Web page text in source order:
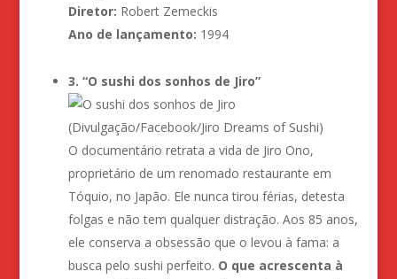
Diretor: Robert Zemeckis
Ano de lançamento: 1994
3. “O sushi dos sonhos de Jiro”
(Divulgação/Facebook/Jiro Dreams of Sushi)
O documentário retrata a vida de Jiro Ono,
proprietário de um renomado restaurante em
Tóquio, no Japão. Ele nunca tirou férias, detesta
folgas e não tem qualquer distração. Aos 85 anos,
ele conserva a obsessão que o levou à fama: a
busca pelo sushi perfeito. O que acrescenta à